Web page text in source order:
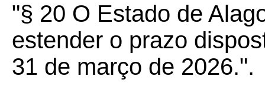
"§ 20 O Estado de
estender o prazo
31 de março de 2026.".